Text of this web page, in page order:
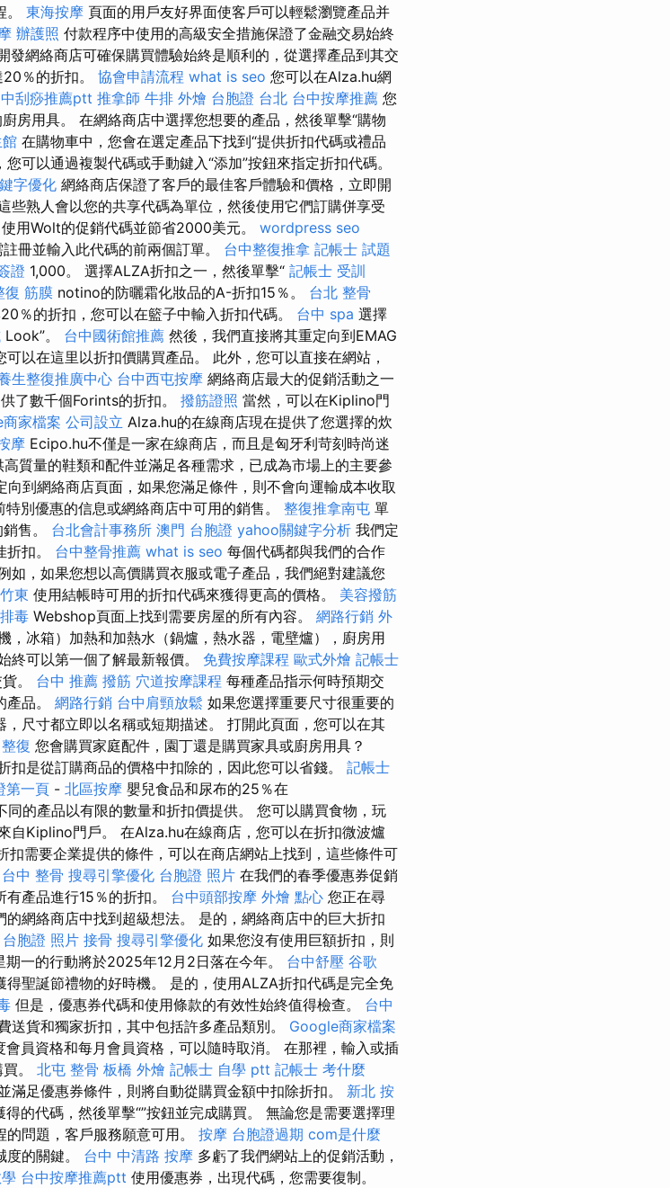
東海按摩 頁面的用戶友好界面使客戶可以輕鬆瀏覽產品并
辦護照 付款程序中使用的高級安全措施保證了金融交易始終
發網絡商店可確保購買體驗始終是順利的，從選擇產品到其交
％的折扣。 協會申請流程 what is seo 您可以在Alza.hu網
刮痧推薦ptt 推拿師 牛排 外燴 台胞證 台北 台中按摩推薦 您
房用具。 在網絡商店中選擇您想要的產品，然後單擊“購物
在購物車中，您會在選定產品下找到“提供折扣代碼或禮品
您可以通過複製代碼或手動鍵入“添加”按鈕來指定折扣代碼。
字優化 網絡商店保證了客戶的最佳客戶體驗和價格，立即開
些熟人會以您的共享代碼為單位，然後使用它們訂購併享受
使用Wolt的促銷代碼並節省2000美元。 wordpress seo
註冊並輸入此代碼的前兩個訂單。 台中整復推拿 記帳士 試題
證 1,000。 選擇ALZA折扣之一，然後單擊“ 記帳士 受訓
復 筋膜 notino的防曬霜化妝品的A-折扣15％。 台北 整骨
％的折扣，您可以在籃子中輸入折扣代碼。 台中 spa 選擇
Look”。 台中國術館推薦 然後，我們直接將其重定向到EMAG
以在這里以折扣價購買產品。 此外，您可以直接在網站，
生整復推廣中心 台中西屯按摩 網絡商店最大的促銷活動之一
了數千個Forints的折扣。 撥筋證照 當然，可以在Kiplino門
家檔案 公司設立 Alza.hu的在線商店現在提供了您選擇的炊
摩 Ecipo.hu不僅是一家在線商店，而且是匈牙利苛刻時尚迷
質量的鞋類和配件並滿足各種需求，已成為市場上的主要參
向到網絡商店頁面，如果您滿足條件，則不會向運輸成本收取
別優惠的信息或網絡商店中可用的銷售。 整復推拿南屯 單
售。 台北會計事務所 澳門 台胞證 yahoo關鍵字分析 我們定
扣。 台中整骨推薦 what is seo 每個代碼都與我們的合作
如，如果您想以高價購買衣服或電子產品，我們絕對建議您
東 使用結帳時可用的折扣代碼來獲得更高的價格。 美容撥筋
毒 Webshop頁面上找到需要房屋的所有內容。 網路行銷 外
，冰箱）加熱和加熱水（鍋爐，熱水器，電壁爐），廚房用
終可以第一個了解最新報價。 免費按摩課程 歐式外燴 記帳士
。 台中 推薦 撥筋 穴道按摩課程 每種產品指示何時預期交
品。 網路行銷 台中肩頸放鬆 如果您選擇重要尺寸很重要的
尺寸都立即以名稱或短期描述。 打開此頁面，您可以在其
復 您會購買家庭配件，園丁還是購買家具或廚房用具？
扣是從訂購商品的價格中扣除的，因此您可以省錢。 記帳士
第一頁 - 北區按摩 嬰兒食品和尿布的25％在
的產品以有限的數量和折扣價提供。 您可以購買食物，玩
自Kiplino門戶。 在Alza.hu在線商店，您可以在折扣微波爐
扣需要企業提供的條件，可以在商店網站上找到，這些條件可
台中 整骨 搜尋引擎優化 台胞證 照片 在我們的春季優惠券促銷
產品進行15％的折扣。 台中頭部按摩 外燴 點心 您正在尋
網絡商店中找到超級想法。 是的，網絡商店中的巨大折扣
台胞證 照片 接骨 搜尋引擎優化 如果您沒有使用巨額折扣，則
期一的行動將於2025年12月2日落在今年。 台中舒壓 谷歌
聖誕節禮物的好時機。 是的，使用ALZA折扣代碼是完全免
但是，優惠券代碼和使用條款的有效性始終值得檢查。 台中
送貨和獨家折扣，其中包括許多產品類別。 Google商家檔案
會員資格和每月會員資格，可以隨時取消。 在那裡，輸入或插
。 北屯 整骨 板橋 外燴 記帳士 自學 ptt 記帳士 考什麼
滿足優惠券條件，則將自動從購買金額中扣除折扣。 新北 按
的代碼，然後單擊“”按鈕並完成購買。 無論您是需要選擇理
問題，客戶服務願意可用。 按摩 台胞證過期 com是什麼
的關鍵。 台中 中清路 按摩 多虧了我們網站上的促銷活動，
台中按摩推薦ptt 使用優惠券，出現代碼，您需要復制。